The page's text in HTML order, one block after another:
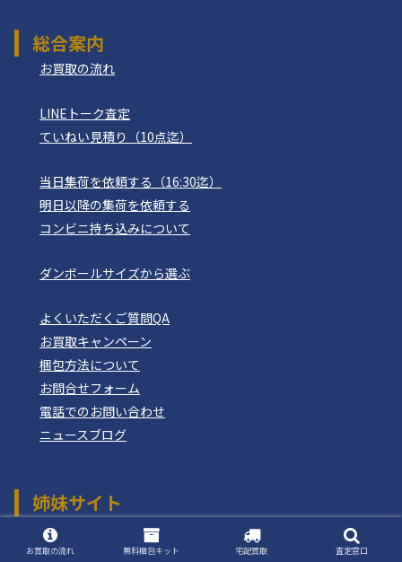
総合案内
お買取の流れ
LINEトーク査定
ていねい見積り（10点迄）
当日集荷を依頼する（16:30迄）
明日以降の集荷を依頼する
コンビニ持ち込みについて
ダンボールサイズから選ぶ
よくいただくご質問QA
お買取キャンペーン
梱包方法について
お問合せフォーム
電話でのお問い合わせ
ニュースブログ
姉妹サイト
おもちゃ買取ドットJP
つりぐ買取ドットJP
お買取の流れ 無料梱包キット 宅配買取 査定窓口